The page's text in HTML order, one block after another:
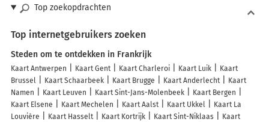
Top zoekopdrachten
Top internetgebruikers zoeken
Steden om te ontdekken in Frankrijk
Kaart Antwerpen Kaart Gent Kaart Charleroi Kaart Luik
Kaart
Brussel
Kaart Schaarbeek Kaart Brugge Kaart Anderlecht
Kaart
Namen
Kaart Leuven Kaart Sint-Jans-Molenbeek
Kaart Bergen
Kaart Elsene
Kaart Mechelen Kaart Aalst Kaart Ukkel
Kaart La
Louvière
Kaart Hasselt Kaart Kortrijk Kaart Sint-Niklaas
Kaart